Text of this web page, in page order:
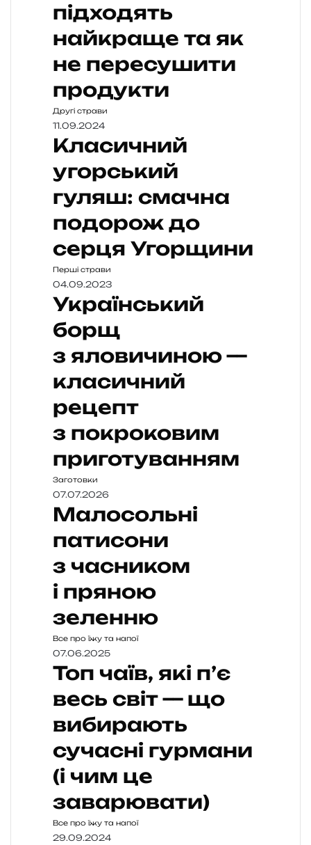
підходять
найкраще та як
не пересушити
продукти
Другі страви
11.09.2024
Класичний
угорський
гуляш: смачна
подорож до
серця Угорщини
Перші страви
04.09.2023
Український
борщ
з яловичиною —
класичний
рецепт
з покроковим
приготуванням
Заготовки
07.07.2026
Малосольні
патисони
з часником
і пряною
зеленню
Все про їжу та напої
07.06.2025
Топ чаїв, які п’є
весь світ — що
вибирають
сучасні гурмани
(і чим це
заварювати)
Все про їжу та напої
29.09.2024